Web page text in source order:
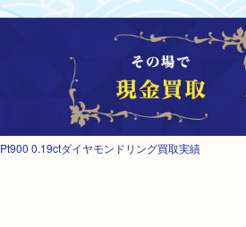
Pt900 0.19ctダイヤモンドリング買取実績